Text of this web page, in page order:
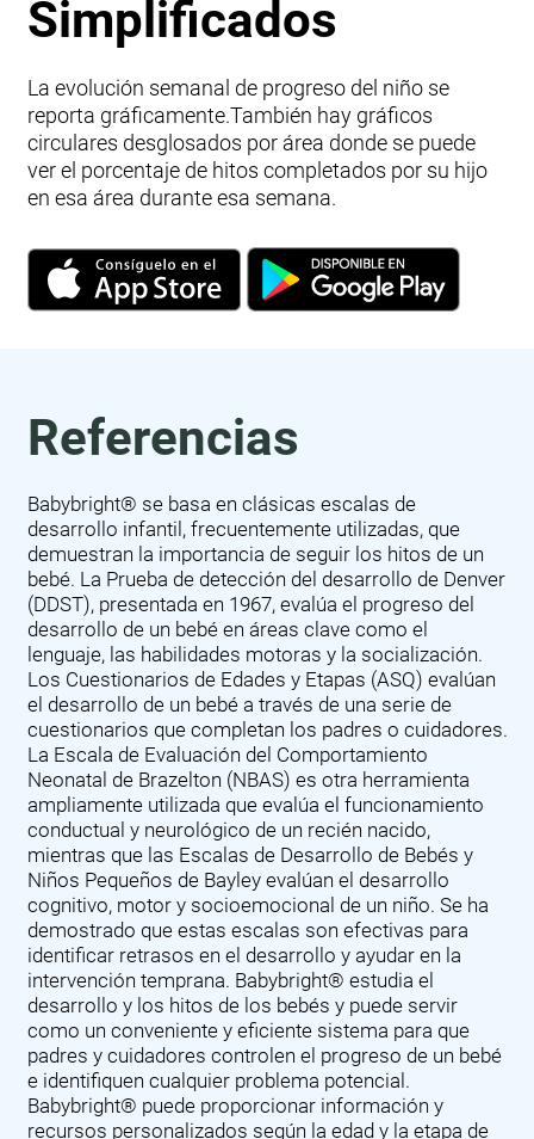
Simplificados
La evolución semanal de progreso del niño se
reporta gráficamente.También hay gráficos
circulares desglosados por área donde se puede
ver el porcentaje de hitos completados por su hijo
en esa área durante esa semana.
Referencias
Babybright® se basa en clásicas escalas de
desarrollo infantil, frecuentemente utilizadas, que
demuestran la importancia de seguir los hitos de un
bebé. La Prueba de detección del desarrollo de Denver
(DDST), presentada en 1967, evalúa el progreso del
desarrollo de un bebé en áreas clave como el
lenguaje, las habilidades motoras y la socialización.
Los Cuestionarios de Edades y Etapas (ASQ) evalúan
el desarrollo de un bebé a través de una serie de
cuestionarios que completan los padres o cuidadores.
La Escala de Evaluación del Comportamiento
Neonatal de Brazelton (NBAS) es otra herramienta
ampliamente utilizada que evalúa el funcionamiento
conductual y neurológico de un recién nacido,
mientras que las Escalas de Desarrollo de Bebés y
Niños Pequeños de Bayley evalúan el desarrollo
cognitivo, motor y socioemocional de un niño. Se ha
demostrado que estas escalas son efectivas para
identificar retrasos en el desarrollo y ayudar en la
intervención temprana. Babybright® estudia el
desarrollo y los hitos de los bebés y puede servir
como un conveniente y eficiente sistema para que
padres y cuidadores controlen el progreso de un bebé
e identifiquen cualquier problema potencial.
Babybright® puede proporcionar información y
recursos personalizados según la edad y la etapa de